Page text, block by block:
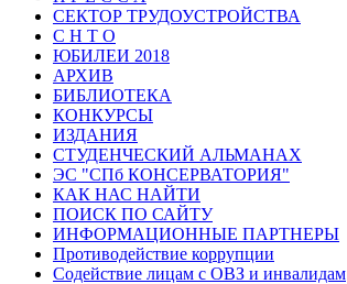
СЕКТОР ТРУДОУСТРОЙСТВА
С Н Т О
ЮБИЛЕИ 2018
АРХИВ
БИБЛИОТЕКА
КОНКУРСЫ
ИЗДАНИЯ
СТУДЕНЧЕСКИЙ АЛЬМАНАХ
ЭС "СПб КОНСЕРВАТОРИЯ"
КАК НАС НАЙТИ
ПОИСК ПО САЙТУ
ИНФОРМАЦИОННЫЕ ПАРТНЕРЫ
Противодействие коррупции
Содействие лицам с ОВЗ и инвалидам